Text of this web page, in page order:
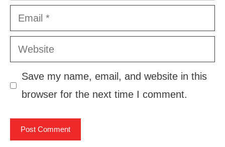
Email
Website
Save my name, email, and website in this
browser for the next time I comment.